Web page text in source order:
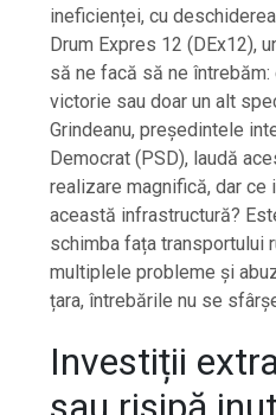
ineficienței, cu
Drum Expres 12 (DEx12),
să ne facă să ne
victorie sau doar un alt
Grindeanu, președintele
Democrat (PSD), laudă
realizare magnifică, dar ce
această infrastructură?
schimba fața transportului
multiplele probleme și
țara, întrebările nu se
Investiții